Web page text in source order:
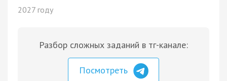
2027 году
Разбор сложных заданий в тг-канале:
Посмотреть